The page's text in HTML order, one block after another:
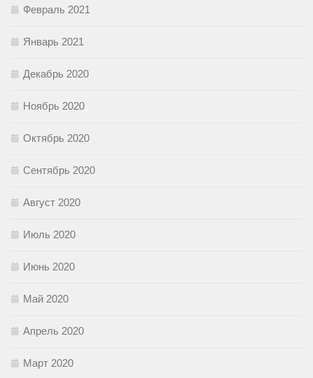
Февраль 2021
Январь 2021
Декабрь 2020
Ноябрь 2020
Октябрь 2020
Сентябрь 2020
Август 2020
Июль 2020
Июнь 2020
Май 2020
Апрель 2020
Март 2020